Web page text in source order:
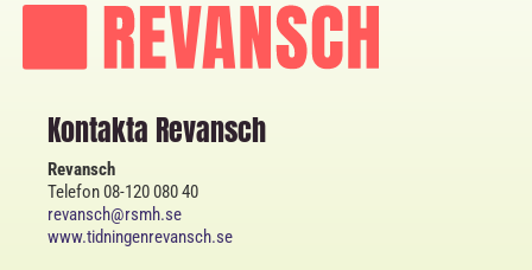
Kontakta Revansch
Revansch
Telefon 08-120 080 40
revansch@rsmh.se
www.tidningenrevansch.se